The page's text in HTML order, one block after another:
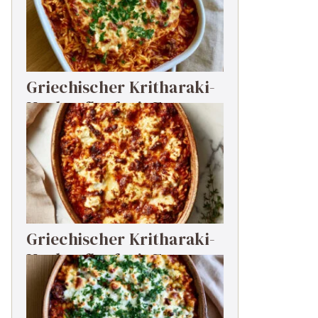
Griechischer Kritharaki-
Hackauflauf mit Feta
Griechischer Kritharaki-
Hackauflauf mit Feta